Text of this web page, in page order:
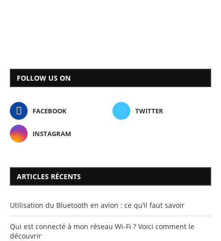
FOLLOW US ON
FACEBOOK TWITTER
INSTAGRAM
ARTICLES RÉCENTS
Utilisation du Bluetooth en avion : ce qu’il faut savoir
Qui est connecté à mon réseau Wi-Fi ? Voici comment le
découvrir